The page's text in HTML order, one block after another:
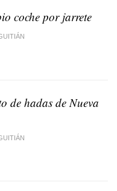
coche por jarrete
de hadas de Nueva